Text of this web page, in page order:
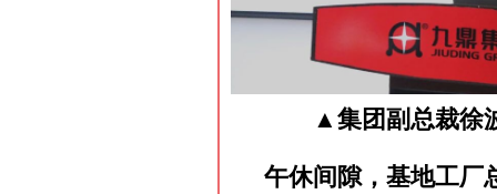
▲集团副总裁徐
午休间隙，基地工厂